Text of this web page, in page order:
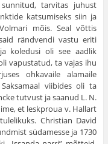
tarvitas juhust
katsumiseks siin ja
mõis. Seal võttis
rändvendi vastu eriti
koledusi oli see aad­lik
vapustatud, ta vajas ihu
ohkavaile alamaile
viibides oli ta
tutvust ja saanud L. N.
et leskproua v. Hallart
Christian David
südamesse ja 1730